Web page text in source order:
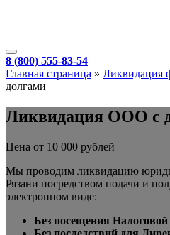
8 (800) 555-83-54
Главная страница » Ликвидация
долгами
Ликвидация ООО с
Цена от 10 000 рублей
Мы проводим ликвидацию
Рязани посредством подачи и
электронном виде:
Без посещения Налоговой